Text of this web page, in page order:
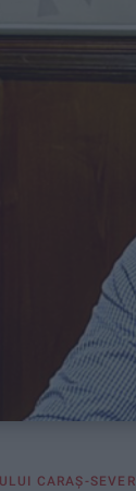
CARAŞ-